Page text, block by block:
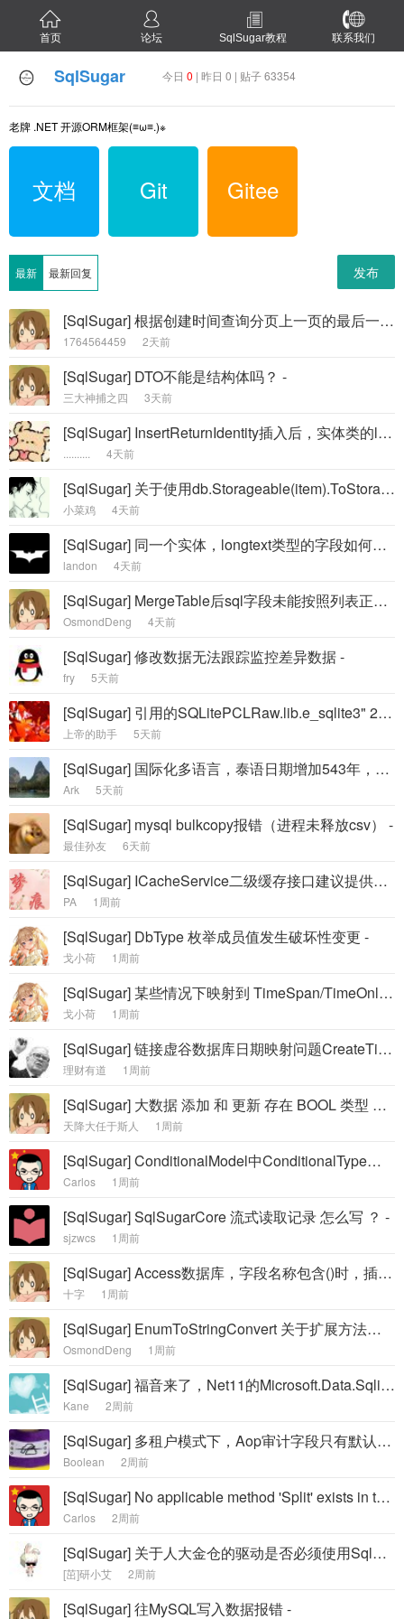
首页 论坛 SqlSugar教程 联系我们
SqlSugar 今日 0 | 昨日 0 | 贴子 63354
老牌 .NET 开源ORM框架(≡ω≡.)※
文档 Git Gitee
最新 最新回复 发布
[SqlSugar] 根据创建时间查询分页上一页的最后一条与当前页第一条数据完全相同（查询条件完全相同情况下）。 -
1764564459 2天前
[SqlSugar] DTO不能是结构体吗？ -
三大神捕之四 3天前
[SqlSugar] InsertReturnIdentity插入后，实体类的list数据为空，数据库有数据 -
4天前
[SqlSugar] 关于使用db.Storageable(item).ToStorage()进行更新时出现数据错乱 -
小菜鸡 4天前
[SqlSugar] 同一个实体，longtext类型的字段如何兼容多种数据库？ -
landon 4天前
[SqlSugar] MergeTable后sql字段未能按照列表正常转换 -
OsmondDeng 4天前
[SqlSugar] 修改数据无法跟踪监控差异数据 -
fry 5天前
[SqlSugar] 引用的SQLitePCLRaw.lib.e_sqlite3" 2.1.11 具有已知的高严重性漏洞（5.1.4.216） -
上帝的助手 5天前
[SqlSugar] 国际化多语言，泰语日期增加543年，如何解决？ -
Ark 5天前
[SqlSugar] mysql bulkcopy报错（进程未释放csv） -
最佳孙友 6天前
[SqlSugar] ICacheService二级缓存接口建议提供一个异步接口。 -
PA 1周前
[SqlSugar] DbType 枚举成员值发生破坏性变更 -
戈小荷 1周前
[SqlSugar] 某些情况下映射到 TimeSpan/TimeOnly 失败 -
戈小荷 1周前
[SqlSugar] 链接虚谷数据库日期映射问题CreateTime can't convert string to datetime -
理财有道 1周前
[SqlSugar] 大数据 添加 和 更新 存在 BOOL 类型 设置数据 true false 没有生效 数据值默认都是 0 -
天降大任于斯人 1周前
[SqlSugar] ConditionalModel中ConditionalType为InLike 的时候生成sql异常 -
Carlos 1周前
[SqlSugar] SqlSugarCore 流式读取记录 怎么写 ？ -
sjzwcs 1周前
[SqlSugar] Access数据库，字段名称包含()时，插入失败 -
十字 1周前
[SqlSugar] EnumToStringConvert 关于扩展方法的使用存在转换问题 -
OsmondDeng 1周前
[SqlSugar] 福音来了，Net11的Microsoft.Data.Sqlite自带加密 -
Kane 2周前
[SqlSugar] 多租户模式下，Aop审计字段只有默认数据库进入AOP审计字段逻辑，其他的库都没有进入 -
Boolean 2周前
[SqlSugar] No applicable method 'Split' exists in type 'String' -
Carlos 2周前
[SqlSugar] 关于人大金仓的驱动是否必须使用SqlSugarCore.Kdbndp 的问题 -
[茁]研小艾 2周前
[SqlSugar] 往MySQL写入数据报错 -